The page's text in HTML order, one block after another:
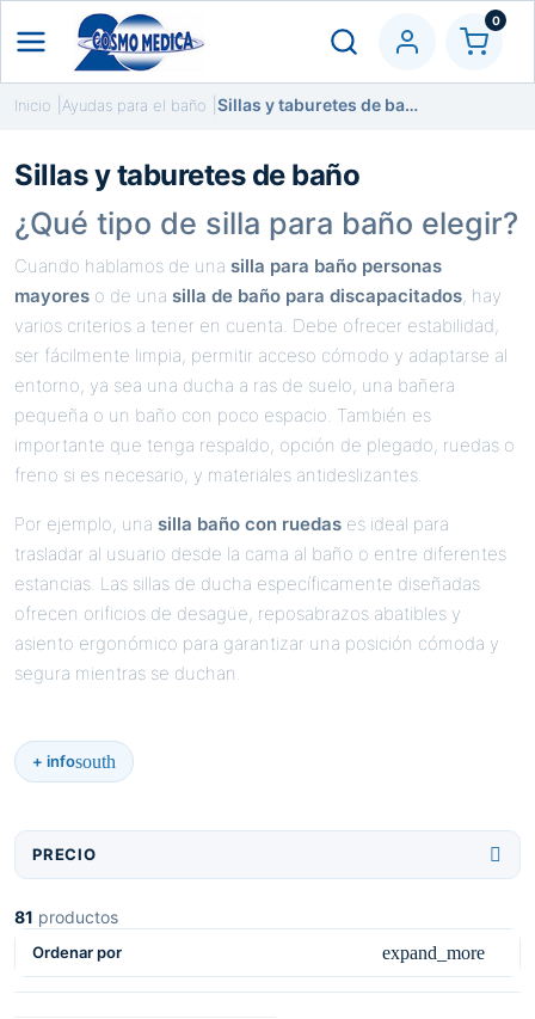
0
Inicio Ayudas para el baño Sillas y taburetes de baño
Sillas y taburetes de baño
¿Qué tipo de silla para baño elegir?
Cuando hablamos de una silla para baño personas
mayores o de una silla de baño para discapacitados, hay
varios criterios a tener en cuenta. Debe ofrecer estabilidad,
ser fácilmente limpia, permitir acceso cómodo y adaptarse al
entorno, ya sea una ducha a ras de suelo, una bañera
pequeña o un baño con poco espacio. También es
importante que tenga respaldo, opción de plegado, ruedas o
freno si es necesario, y materiales antideslizantes.
Por ejemplo, una silla baño con ruedas es ideal para
trasladar al usuario desde la cama al baño o entre diferentes
estancias. Las sillas de ducha específicamente diseñadas
ofrecen orificios de desagüe, reposabrazos abatibles y
asiento ergonómico para garantizar una posición cómoda y
segura mientras se duchan.
+ infosouth
PRECIO 
81 productos
Ordenar por expand_more